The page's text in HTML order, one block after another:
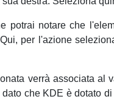
potrai notare che
per l'azione
verrà associata al
dato che KDE è dotato